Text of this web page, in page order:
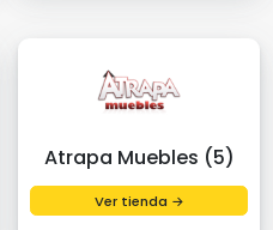
Atrapa Muebles (5)
Ver tienda →